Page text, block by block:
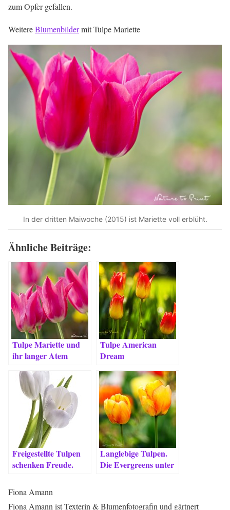
zum Opfer gefallen.
WeitereBlumenbildermit Tulpe Mariette
In der dritten Maiwoche (2015) ist Mariette voll erblüht.
Ähnliche Beiträge:
Tulpe Mariette und
ihr langer Atem
Tulpe American
Dream
Freigestellte Tulpen
schenken Freude.
Langlebige Tulpen.
Die Evergreens unter
Fiona Amann
Fiona Amann ist Texterin & Blumenfotografin und gärtnert